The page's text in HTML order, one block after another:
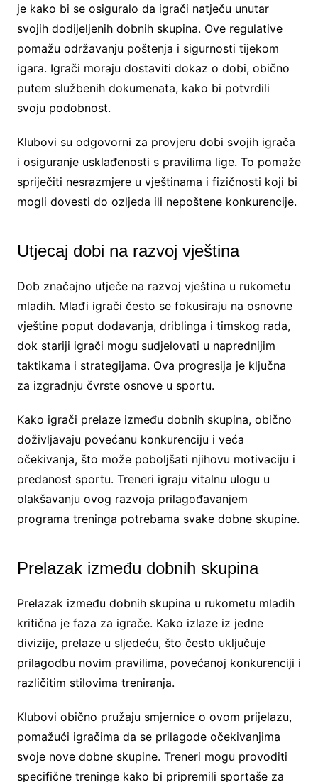
je kako bi se osiguralo da igrači natječu unutar
svojih dodijeljenih dobnih skupina. Ove regulative
pomažu održavanju poštenja i sigurnosti tijekom
igara. Igrači moraju dostaviti dokaz o dobi, obično
putem službenih dokumenata, kako bi potvrdili
svoju podobnost.
Klubovi su odgovorni za provjeru dobi svojih igrača
i osiguranje usklađenosti s pravilima lige. To pomaže
spriječiti nesrazmjere u vještinama i fizičnosti koji bi
mogli dovesti do ozljeda ili nepoštene konkurencije.
Utjecaj dobi na razvoj vještina
Dob značajno utječe na razvoj vještina u rukometu
mladih. Mlađi igrači često se fokusiraju na osnovne
vještine poput dodavanja, driblinga i timskog rada,
dok stariji igrači mogu sudjelovati u naprednijim
taktikama i strategijama. Ova progresija je ključna
za izgradnju čvrste osnove u sportu.
Kako igrači prelaze između dobnih skupina, obično
doživljavaju povećanu konkurenciju i veća
očekivanja, što može poboljšati njihovu motivaciju i
predanost sportu. Treneri igraju vitalnu ulogu u
olakšavanju ovog razvoja prilagođavanjem
programa treninga potrebama svake dobne skupine.
Prelazak između dobnih skupina
Prelazak između dobnih skupina u rukometu mladih
kritična je faza za igrače. Kako izlaze iz jedne
divizije, prelaze u sljedeću, što često uključuje
prilagodbu novim pravilima, povećanoj konkurenciji i
različitim stilovima treniranja.
Klubovi obično pružaju smjernice o ovom prijelazu,
pomažući igračima da se prilagode očekivanjima
svoje nove dobne skupine. Treneri mogu provoditi
specifične treninge kako bi pripremili sportaše za